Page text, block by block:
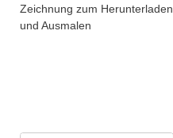
Zeichnung zum Herunterladen
und Ausmalen